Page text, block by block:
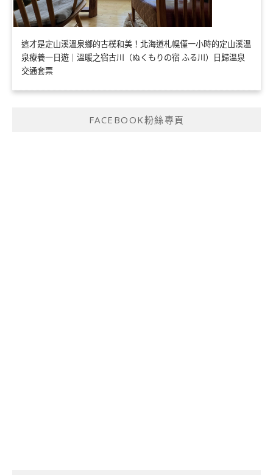
這才是定山溪溫泉鄉的古樸和美！北海道札幌僅一小時的定山溪溫
泉療養一日遊｜溫暖之宿古川（ぬくもりの宿 ふる川）日歸溫泉
交通套票
FACEBOOK粉絲專頁